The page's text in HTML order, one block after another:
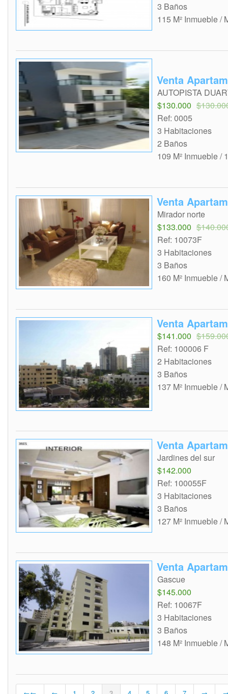
3 Baños
115 M² Inmueble /
Venta
AUTOPISTA
$130.000
Ref: 0005
3 Habitaciones
2 Baños
109 M² Inmueble /
Venta
Mirador norte
$133.000
Ref: 10073F
3 Habitaciones
3 Baños
160 M² Inmueble /
Venta
$141.000
Ref: 100006 F
2 Habitaciones
3 Baños
137 M² Inmueble /
Venta
Jardines del sur
$142.000
Ref: 100055F
3 Habitaciones
3 Baños
127 M² Inmueble /
Venta
Gascue
$145.000
Ref: 10067F
3 Habitaciones
3 Baños
148 M² Inmueble /